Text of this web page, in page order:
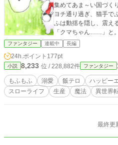
集めてあま～い国づ
ヨチ通り過ぎ、猫手でぷにっと
ふは動揺を隠し、震え
「クマちゃん……」と。 ◇ 猫×イケメン×癒し＋ほ
コメディ。 とにかく猫
見た目は世界一かわい
ン？九割：猫な主人公
達がマイペースに探る
ファンタジー。 ★ クマちゃん大活躍のマイルストーン ★
▶ 第018話： そんなところに？！はた迷惑なお店爆誕
▶ 第053話： 非常識
72話： 猫手でぶっこ
第447話： 超絶イケ
ファンタジー 連載中 長編
24h.ポイント 177pt
小説 8,233 位 / 228,882件 ファンタジー
もふもふ 溺愛 飯テロ ハッピー
スローライフ
生産 魔法 異世界
最終更